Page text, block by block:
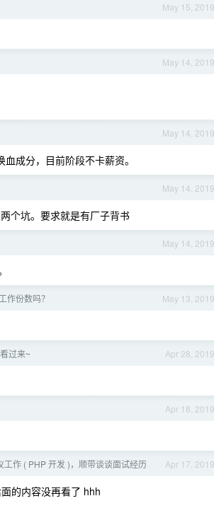
May 15, 2019
May 14, 2019
May 14, 2019
成分，目前阶段不卡薪资。
May 14, 2019
个坑。要求就是有厂子背书
May 14, 2019
May 13, 2019
作份数吗？
Apr 28, 2019
过来~
Apr 18, 2019
Apr 17, 2019
作 ( PHP 开发 )，顺带谈谈面试经历
的内容没再看了 hhh